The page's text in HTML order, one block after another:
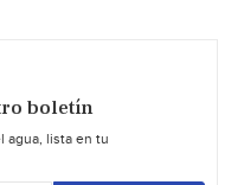
boletín
agua, lista en tu